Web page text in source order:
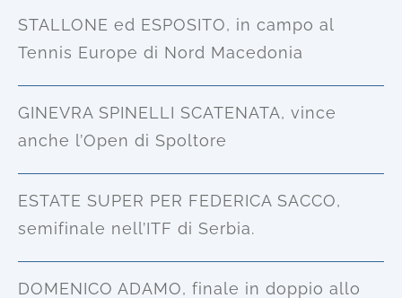
STALLONE ed ESPOSITO, in campo al
Tennis Europe di Nord Macedonia
GINEVRA SPINELLI SCATENATA, vince
anche l’Open di Spoltore
ESTATE SUPER PER FEDERICA SACCO,
semifinale nell’ITF di Serbia.
DOMENICO ADAMO, finale in doppio allo